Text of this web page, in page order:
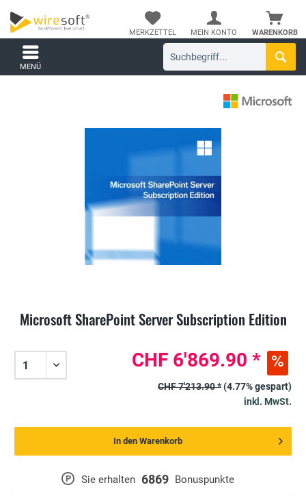
WARENKORB
MERKZETTEL MEIN KONTO
MENÜ
Microsoft SharePoint Server Subscription Edition
P Sie erhalten 6869 Bonuspunkte
CHF 6'869.90 *
CHF 7'213.90 *(4.77% gespart)
inkl. MwSt.
In den Warenkorb